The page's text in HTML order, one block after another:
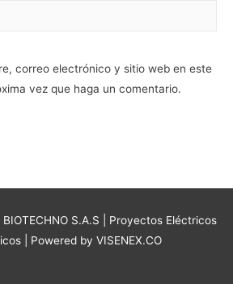
correo electrónico y sitio web en este
vez que haga un comentario.
BIOTECHNO S.A.S | Proyectos Eléctricos
| Powered by VISENEX.CO